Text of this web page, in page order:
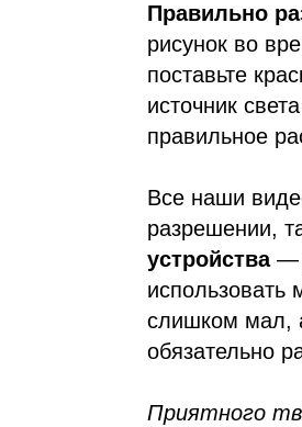
Правильно
рисунок во
поставьте
источник
правильное
Все наши
разрешении,
устройства—
использовать
слишком мал,
обязательно
Приятного